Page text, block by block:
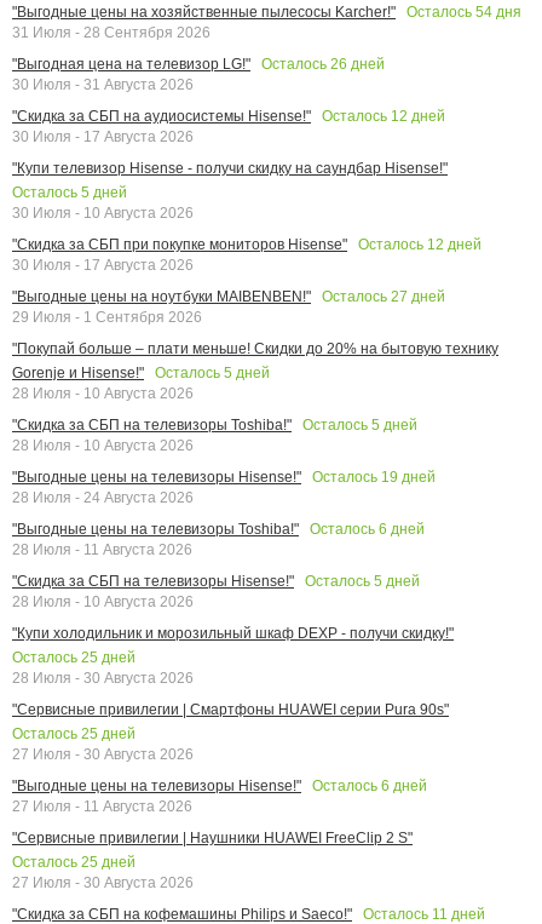
"Выгодные цены на хозяйственные пылесосы Karcher!"
Осталось 54 дня
31 Июля - 28 Сентября 2026
"Выгодная цена на телевизор LG!"
Осталось 26 дней
30 Июля - 31 Августа 2026
"Скидка за СБП на аудиосистемы Hisense!"
Осталось 12 дней
30 Июля - 17 Августа 2026
"Купи телевизор Hisense - получи скидку на саундбар Hisense!"
Осталось 5 дней
30 Июля - 10 Августа 2026
"Скидка за СБП при покупке мониторов Hisense"
Осталось 12 дней
30 Июля - 17 Августа 2026
"Выгодные цены на ноутбуки MAIBENBEN!"
Осталось 27 дней
29 Июля - 1 Сентября 2026
"Покупай больше – плати меньше! Скидки до 20% на бытовую технику
Gorenje и Hisense!"
Осталось 5 дней
28 Июля - 10 Августа 2026
"Скидка за СБП на телевизоры Toshiba!"
Осталось 5 дней
28 Июля - 10 Августа 2026
"Выгодные цены на телевизоры Hisense!"
Осталось 19 дней
28 Июля - 24 Августа 2026
"Выгодные цены на телевизоры Toshiba!"
Осталось 6 дней
28 Июля - 11 Августа 2026
"Скидка за СБП на телевизоры Hisense!"
Осталось 5 дней
28 Июля - 10 Августа 2026
"Купи холодильник и морозильный шкаф DEXP - получи скидку!"
Осталось 25 дней
28 Июля - 30 Августа 2026
"Сервисные привилегии | Смартфоны HUAWEI серии Pura 90s"
Осталось 25 дней
27 Июля - 30 Августа 2026
"Выгодные цены на телевизоры Hisense!"
Осталось 6 дней
27 Июля - 11 Августа 2026
"Сервисные привилегии | Наушники HUAWEI FreeClip 2 S"
Осталось 25 дней
27 Июля - 30 Августа 2026
"Скидка за СБП на кофемашины Philips и Saeco!"
Осталось 11 дней